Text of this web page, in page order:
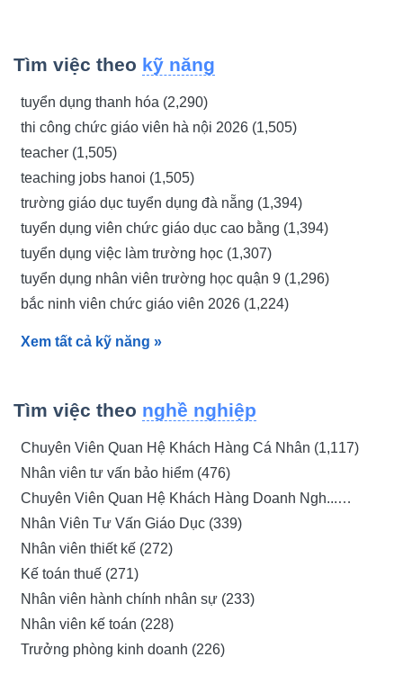
Tìm việc theo kỹ năng
tuyển dụng thanh hóa (2,290)
thi công chức giáo viên hà nội 2026 (1,505)
teacher (1,505)
teaching jobs hanoi (1,505)
trường giáo dục tuyển dụng đà nẵng (1,394)
tuyển dụng viên chức giáo dục cao bằng (1,394)
tuyển dụng việc làm trường học (1,307)
tuyển dụng nhân viên trường học quận 9 (1,296)
bắc ninh viên chức giáo viên 2026 (1,224)
tuyển dụng giáo viên quận 7 đức trí (1,224)
tuyển dụng giáo viên hải phòng (1,224)
tuyển dụng giáo viên (1,223)
tuyển dụng giáo viên ở đông anh (1,215)
tuyển viên chức giáo viên thành phố hồ c... (1,213)
tuyển dụng giáo viên hợp đồng (1,196)
tuyển dụng giáo viên cơ hữu hà nội (1,118)
tuyển dụng cong viec lam giao duc online... (1,009)
tuyển dụng việc làm huế (1,001)
Việc làm giáo dục (924)
tuyển giáo viên cấp 3 đà nẵng (833)
Xem tất cả kỹ năng »
Tìm việc theo nghề nghiệp
Chuyên Viên Quan Hệ Khách Hàng Cá Nhân (1,117)
Nhân viên tư vấn bảo hiểm (476)
Chuyên Viên Quan Hệ Khách Hàng Doanh Ngh...
(406)
Nhân Viên Tư Vấn Giáo Dục (339)
Nhân viên thiết kế (272)
Kế toán thuế (271)
Nhân viên hành chính nhân sự (233)
Nhân viên kế toán (228)
Trưởng phòng kinh doanh (226)